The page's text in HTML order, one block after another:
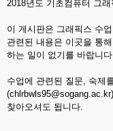
2018년도 기초컴퓨터 그
이 게시판은 그래픽스 수
관련된 내용은 이곳을 통
하는 일이 없기를 바랍니
수업에 관련된 질문, 숙제
찾아오셔도 됩니다.